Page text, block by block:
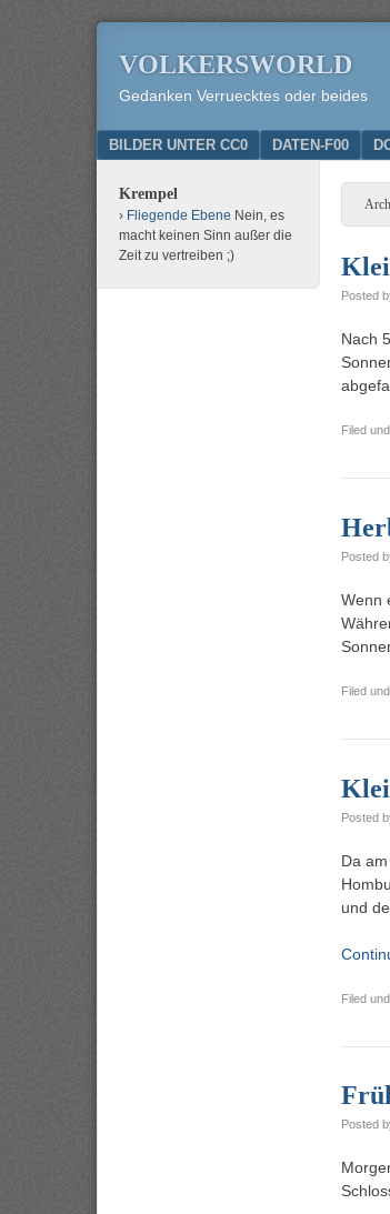
VOLKERSWORLD
Gedanken Verruecktes oder beides
Menu
SKIP TO CONTENT
BILDER UNTER CC0 DATEN-F00
Posted
Nach
Filed
Posted
Wenn
Filed
Posted
Da
und
Filed
Posted
Krempel
Fliegende Ebene Nein, es
macht keinen Sinn außer die
Zeit zu vertreiben ;)